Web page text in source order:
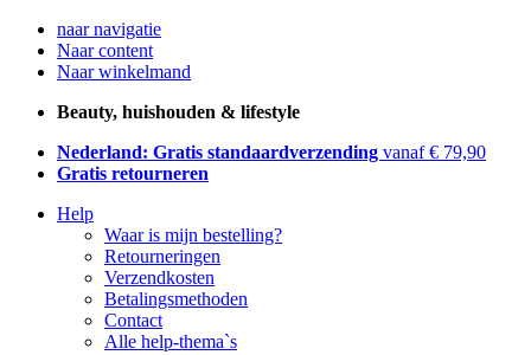
naar navigatie
Naar content
Naar winkelmand
Beauty, huishouden & lifestyle
Nederland: Gratis standaardverzending vanaf € 79,90
Gratis retourneren
Help
Waar is mijn bestelling?
Retourneringen
Verzendkosten
Betalingsmethoden
Contact
Alle help-thema`s